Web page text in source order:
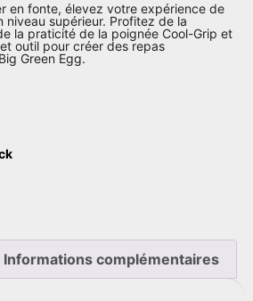
en fonte, élevez votre expérience de
niveau supérieur. Profitez de la
la praticité de la poignée Cool-Grip et
outil pour créer des repas
Green Egg.
Informations complémentaires